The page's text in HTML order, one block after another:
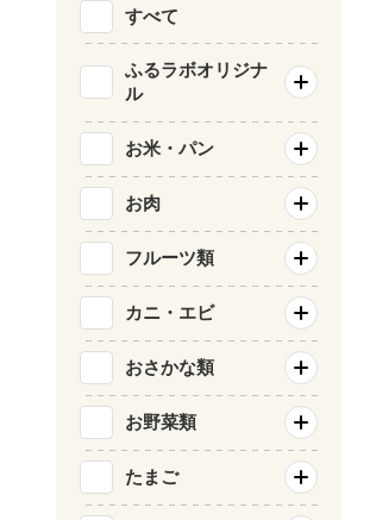
すべて
ふるラボオリジナ
ル
お米・パン
お肉
フルーツ類
カニ・エビ
おさかな類
お野菜類
たまご